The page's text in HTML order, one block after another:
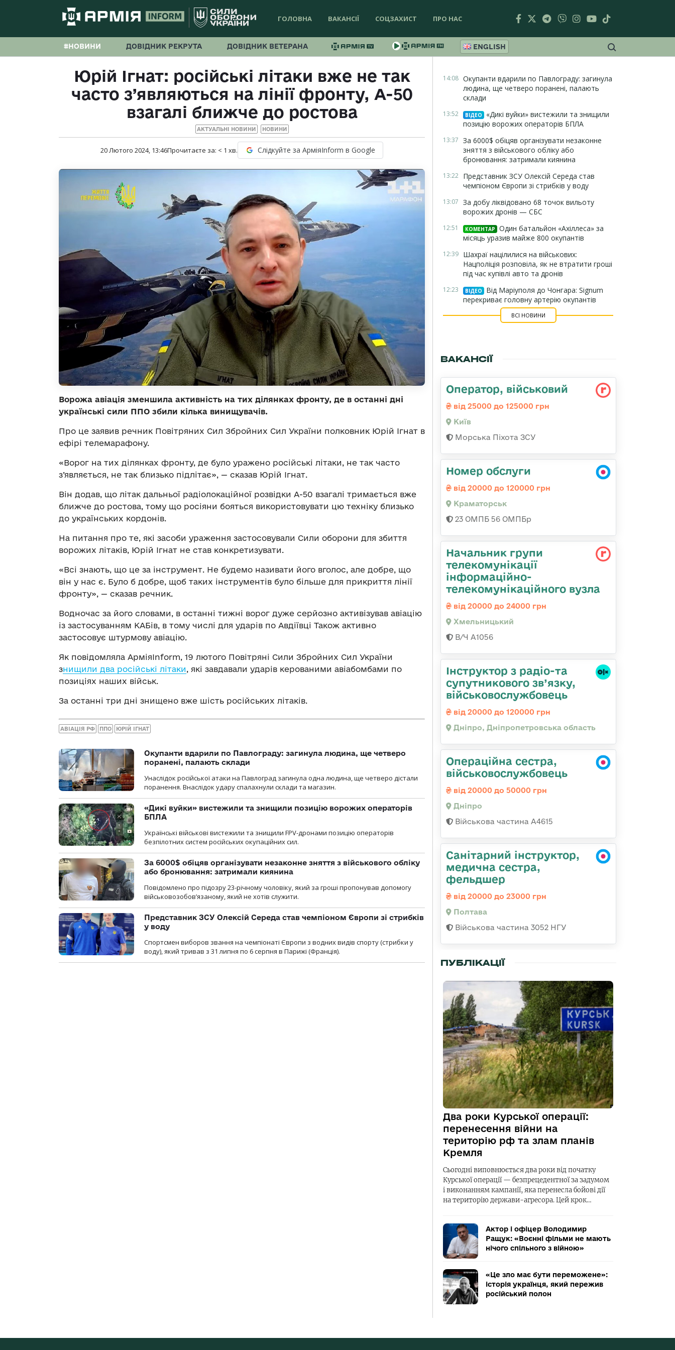
ГОЛОВНА ВАКАНСІЇ СОЦЗАХИСТ ПРО НАС
#НОВИНИ ДОВІДНИК РЕКРУТА ДОВІДНИК ВЕТЕРАНА ENGLISH
Юрій Ігнат: російські літаки вже не так
часто з’являються на лінії фронту, А-50
взагалі ближче до ростова
АКТУАЛЬНІ НОВИНИ НОВИНИ
20 Лютого 2024, 13:46Прочитаєте за: < 1 хв. Слідкуйте за АрміяInform в Google
Ворожа авіація зменшила активність на тих ділянках фронту, де в останні дні
українські сили ППО збили кілька винищувачів.
Про це заявив речник Повітряних Сил Збройних Сил України полковник Юрій Ігнат в
ефірі телемарафону.
«Ворог на тих ділянках фронту, де було уражено російські літаки, не так часто
з’являється, не так близько підлітає», — сказав Юрій Ігнат.
Він додав, що літак дальньої радіолокаційної розвідки А-50 взагалі тримається вже
ближче до ростова, тому що росіяни бояться використовувати цю техніку близько
до українських кордонів.
На питання про те, які засоби ураження застосовували Сили оборони для збиття
ворожих літаків, Юрій Ігнат не став конкретизувати.
«Всі знають, що це за інструмент. Не будемо називати його вголос, але добре, що
він у нас є. Було б добре, щоб таких інструментів було більше для прикриття лінії
фронту», — сказав речник.
Водночас за його словами, в останні тижні ворог дуже серйозно активізував авіацію
із застосуванням КАБів, в тому числі для ударів по Авдіївці Також активно
застосовує штурмову авіацію.
Як повідомляла АрміяInform, 19 лютого Повітряні Сили Збройних Сил України
знищили два російські літаки, які завдавали ударів керованими авіабомбами по
позиціях наших військ.
За останні три дні знищено вже шість російських літаків.
АВІАЦІЯ РФ ППО ЮРІЙ ІГНАТ
Окупанти вдарили по Павлограду: загинула людина, ще четверо
поранені, палають склади
Унаслідок російської атаки на Павлоград загинула одна людина, ще четверо дістали
поранення. Внаслідок удару спалахнули склади та магазин.
«Дикі вуйки» вистежили та знищили позицію ворожих операторів
БПЛА
Українські військові вистежили та знищили FPV-дронами позицію операторів
безпілотних систем російських окупаційних сил.
За 6000$ обіцяв організувати незаконне зняття з військового обліку
або бронювання: затримали киянина
Повідомлено про підозру 23-річному чоловіку, який за гроші пропонував допомогу
військовозобов’язаному, який не хотів служити.
Представник ЗСУ Олексій Середа став чемпіоном Європи зі стрибків
у воду
Спортсмен виборов звання на чемпіонаті Європи з водних видів спорту (стрибки у
воду), який тривав з 31 липня по 6 серпня в Парижі (Франція).
14:08 Окупанти вдарили по Павлограду: загинула
людина, ще четверо поранені, палають
склади
13:52 ВІДЕО
«Дикі вуйки» вистежили та знищили
позицію ворожих операторів БПЛА
13:37 За 6000$ обіцяв організувати незаконне
зняття з військового обліку або
бронювання: затримали киянина
13:22 Представник ЗСУ Олексій Середа став
чемпіоном Європи зі стрибків у воду
13:07 За добу ліквідовано 68 точок вильоту
ворожих дронів — СБС
12:51 КОМЕНТАР
Один батальйон «Ахіллеса» за
місяць уразив майже 800 окупантів
12:39 Шахраї націлилися на військових:
Нацполіція розповіла, як не втратити гроші
під час купівлі авто та дронів
12:23 ВІДЕО
Від Маріуполя до Чонгара: Signum
перекриває головну артерію окупантів
ВСІ НОВИНИ
ВАКАНСІЇ
Опеpатоp, військовий
від 25000 до 125000 грн
Київ
Морська Піхота ЗСУ
Номер обслуги
від 20000 до 120000 грн
Краматорськ
23 ОМПБ 56 ОМПБр
Начальник групи
телекомунікації
інформаційно-
телекомунікаційного вузла
від 20000 до 24000 грн
Хмельницький
В/Ч А1056
Інструктор з радіо-та
супутникового зв’язку,
військовослужбовець
від 20000 до 120000 грн
Дніпро, Дніпропетровська область
Операційна сестра,
військовослужбовець
від 20000 до 50000 грн
Дніпро
Військова частина А4615
Санітарний інструктор,
медична сестра,
фельдшер
від 20000 до 23000 грн
Полтава
Військова частина 3052 НГУ
ПУБЛІКАЦІЇ
Два роки Курської операції:
перенесення війни на
територію рф та злам планів
Кремля
Сьогодні виповнюється два роки від початку
Курської операції — безпрецедентної за задумом
і виконанням кампанії, яка перенесла бойові дії
на територію держави-агресора. Цей крок…
Актор і офіцер Володимир
Ращук: «Воєнні фільми не мають
нічого спільного з війною»
«Це зло має бути переможене»:
історія українця, який пережив
російський полон